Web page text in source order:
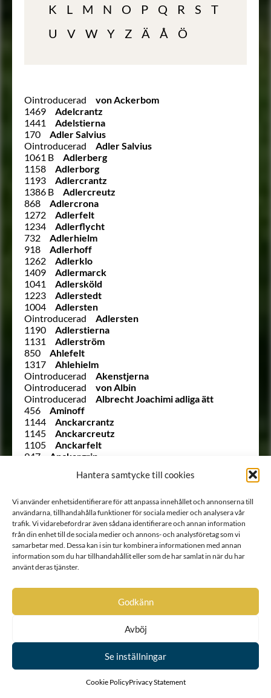
Hantera samtycke till cookies
Vi använder enhetsidentifierare för att anpassa innehållet och annonserna till
användarna, tillhandahålla funktioner för sociala medier och analysera vår
trafik. Vi vidarebefordrar även sådana identifierare och annan information
från din enhet till de sociala medier och annons- och analysföretag som vi
samarbetar med. Dessa kan i sin tur kombinera informationen med annan
information som du har tillhandahållit eller som de har samlat in när du har
använt deras tjänster.
Godkänn
Avböj
Se inställningar
Cookie PolicyPrivacy Statement
K
L M N O P Q R S
T
U
V W Y Z Ä Å Ö
Ointroducerad
von Ackerbom
1469
Adelcrantz
1441
Adelstierna
170
Adler Salvius
Ointroducerad
Adler Salvius
1061 B
Adlerberg
1158
Adlerborg
1193
Adlercrantz
1386 B
Adlercreutz
868
Adlercrona
1272
Adlerfelt
1234
Adlerflycht
732
Adlerhielm
918
Adlerhoff
1262
Adlerklo
1409
Adlermarck
1041
Adlersköld
1223
Adlerstedt
1004
Adlersten
Ointroducerad
Adlersten
1190
Adlerstierna
1131
Adlerström
850
Ahlefelt
1317
Ahlehielm
Ointroducerad
Akenstjerna
Ointroducerad
von Albin
Ointroducerad
Albrecht Joachimi adliga ätt
456
Aminoff
1144
Anckarcrantz
1145
Anckarcreutz
1105
Anckarfelt
947
Anckargrip
Anckarhielm
1191
Anckarloo
274
Anckarsköld
(942 ½)
Anckarstierna
1142
Anckarstierna
1143
Anckarstierna
96
Anckarstierna
1140
Anckarstråle
1534
Ankarcrona
912
Apolloff
Ointroducerad
Appelhjelm